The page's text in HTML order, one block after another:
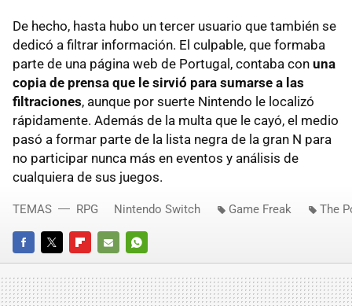
De hecho, hasta hubo un tercer usuario que también se
dedicó a filtrar información. El culpable, que formaba
parte de una página web de Portugal, contaba con una
copia de prensa que le sirvió para sumarse a las
filtraciones, aunque por suerte Nintendo le localizó
rápidamente. Además de la multa que le cayó, el medio
pasó a formar parte de la lista negra de la gran N para
no participar nunca más en eventos y análisis de
cualquiera de sus juegos.
FACEBOOKTWITTERFLIPBOARD
E-
MAIL
WHATSAPP
TEMAS RPG Nintendo Switch Game Freak The